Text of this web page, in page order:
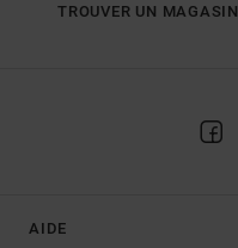
TROUVER UN MAGASIN
AIDE